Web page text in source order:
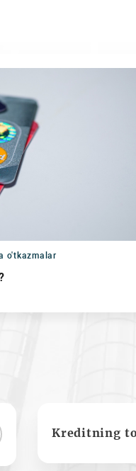
o'tkazmalar
Kreditning